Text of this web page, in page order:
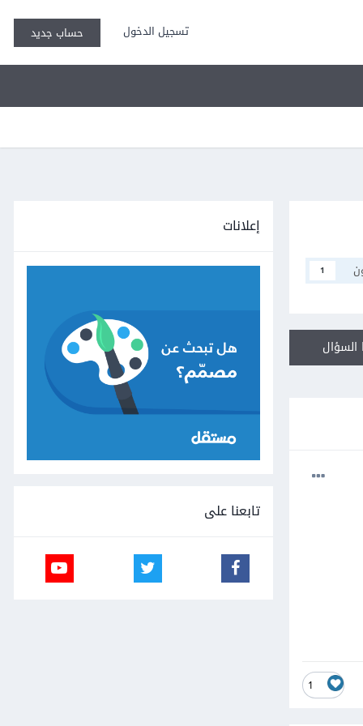
تسجيل الدخول حساب جديد
1
1
إعلانات
تابعنا على